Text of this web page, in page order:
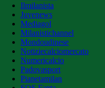
Ilmilanista
Juvenews
Mediagol
Milanistichannel
Mondoudinese
Notiziecalciomercato
Numericalcio
Padovasport
Pianetamilan